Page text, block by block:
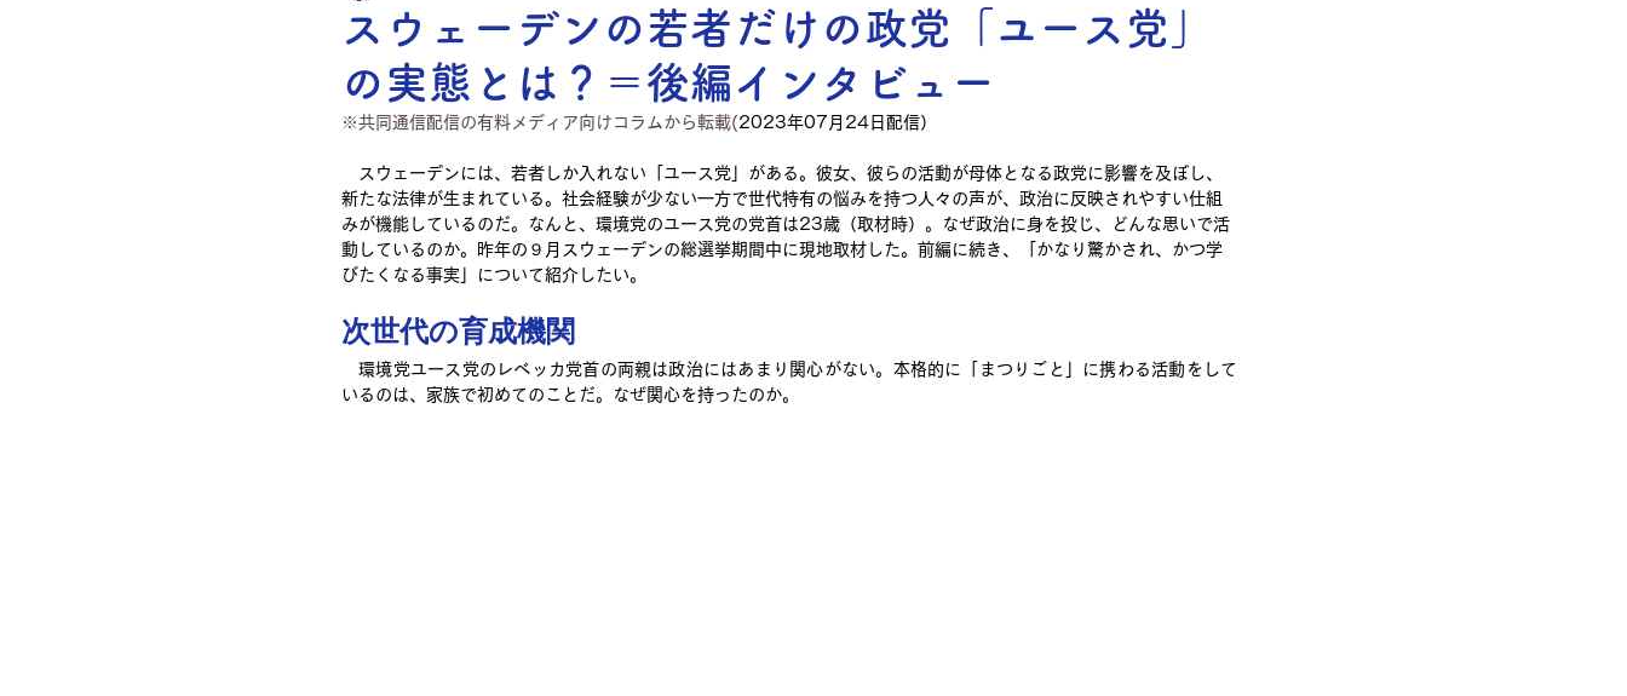
スウェーデンの若者だけの政党「ユース党」
の実態とは？＝後編インタビュー
※共同通信配信の有料メディア向けコラムから転載(2023年07月24日配信）
スウェーデンには、若者しか入れない「ユース党」がある。彼女、彼らの活動が母体となる政党に影響を及ぼし、
新たな法律が生まれている。社会経験が少ない一方で世代特有の悩みを持つ人々の声が、政治に反映されやすい仕組
みが機能しているのだ。なんと、環境党のユース党の党首は23歳（取材時）。なぜ政治に身を投じ、どんな思いで活
動しているのか。昨年の９月スウェーデンの総選挙期間中に現地取材した。前編に続き、「かなり驚かされ、かつ学
びたくなる事実」について紹介したい。
次世代の育成機関
環境党ユース党のレベッカ党首の両親は政治にはあまり関心がない。本格的に「まつりごと」に携わる活動をして
いるのは、家族で初めてのことだ。なぜ関心を持ったのか。